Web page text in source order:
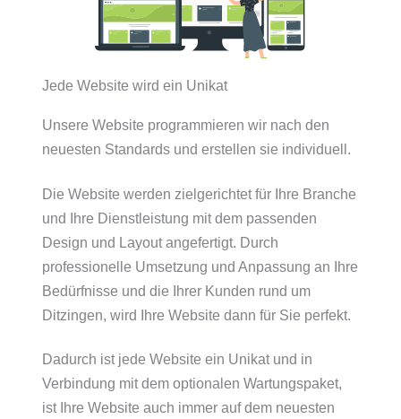
Jede Website wird ein Unikat
Unsere Website programmieren wir nach den
neuesten Standards und erstellen sie individuell.
Die Website werden zielgerichtet für Ihre Branche
und Ihre Dienstleistung mit dem passenden
Design und Layout angefertigt. Durch
professionelle Umsetzung und Anpassung an Ihre
Bedürfnisse und die Ihrer Kunden rund um
Ditzingen, wird Ihre Website dann für Sie perfekt.
Dadurch ist jede Website ein Unikat und in
Verbindung mit dem optionalen Wartungspaket,
ist Ihre Website auch immer auf dem neuesten